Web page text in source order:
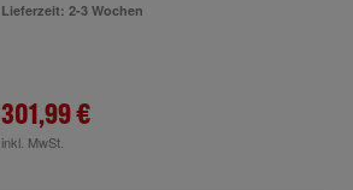
Lieferzeit: 2-3 Wochen
301,99 €
inkl. MwSt.